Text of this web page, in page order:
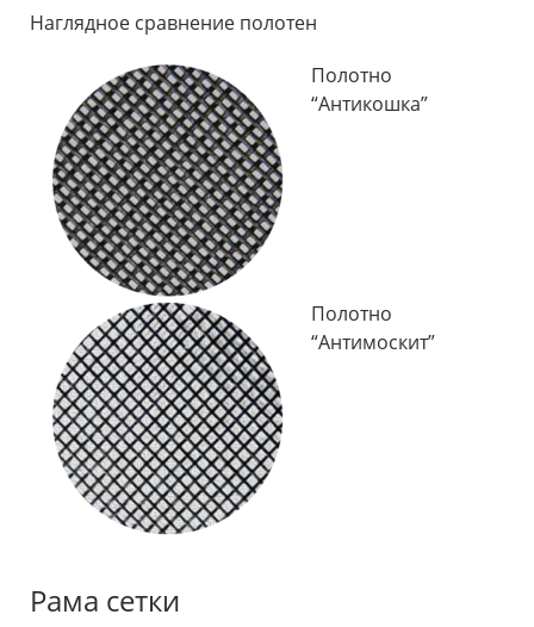
Наглядное сравнение полотен
Полотно
“Антикошка”
Полотно
“Антимоскит”
Рама сетки